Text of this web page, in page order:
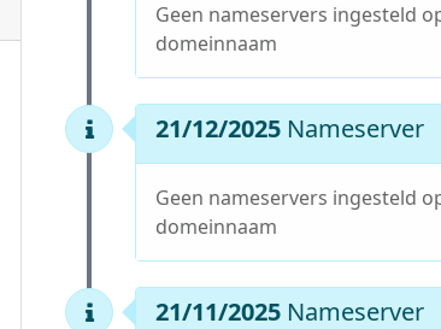
Geen nameservers ingesteld
domeinnaam
21/12/2025 Nameserver
Geen nameservers ingesteld
domeinnaam
21/11/2025 Nameserver